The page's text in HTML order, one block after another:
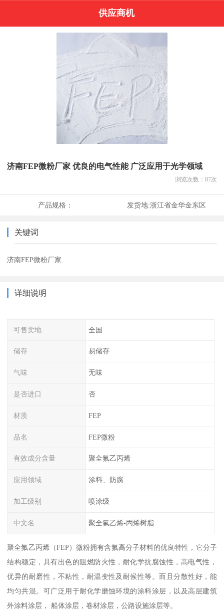
供应商机
济南FEP微粉厂家 优良的电气性能 广泛应用于光学领域
浏览次数： 87次
产品规格： 发货地:浙江省金华金东区
关键词
济南FEP微粉厂家
详细说明
可售卖地 全国
储存 易储存
气味 无味
是否进口 否
材质 FEP
品名 FEP微粉
有效成分含量 聚全氟乙丙烯
应用领域 涂料、防腐
加工级别 喷涂级
中文名 聚全氟乙烯-丙烯树脂
聚全氟乙丙烯（FEP）微粉拥有含氟高分子材料的优良特性，它分子
结构稳定，具有出色的阻燃防火性，耐化学抗腐蚀性，高电气性，
优异的耐磨性，不粘性，耐温变性及耐候性等。而且分散性好，能
均匀共混。可广泛用于耐化学磨蚀环境的涂料涂层，以及高层建筑
外涂料涂层， 船体涂层，卷材涂层，公路设施涂层等。